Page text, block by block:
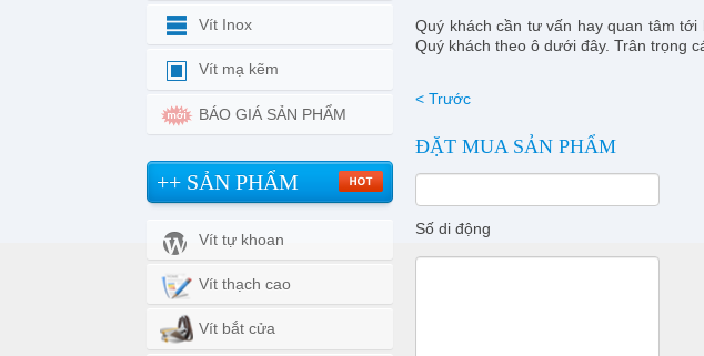
Quý khách cần tư vấn hay quan tâm
Quý khách theo ô dưới đây. Trân trọng
< Trước
ĐẶT MUA SẢN PHẨM
Số di động
Vít Inox
Vít mạ kẽm
BÁO GIÁ SẢN PHẨM
++ SẢN PHẨM
Vít tự khoan
Vít thạch cao
Vít bắt cửa